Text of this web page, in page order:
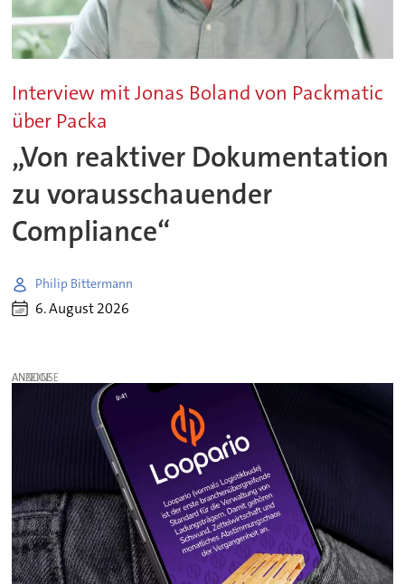
Interview mit Jonas Boland von Packmatic
über Packa
„Von reaktiver Dokumentation
zu vorausschauender
Compliance“
Philip Bittermann
6. August 2026
ANZEIGE